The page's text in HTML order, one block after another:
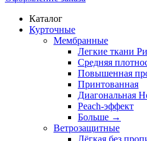
Каталог
Курточные
Мембранные
Легкие ткани
Средняя
Повышенная
Принтованная
Диагональная
Peach-эффект
Больше →
Ветрозащитные
Лёгкая без